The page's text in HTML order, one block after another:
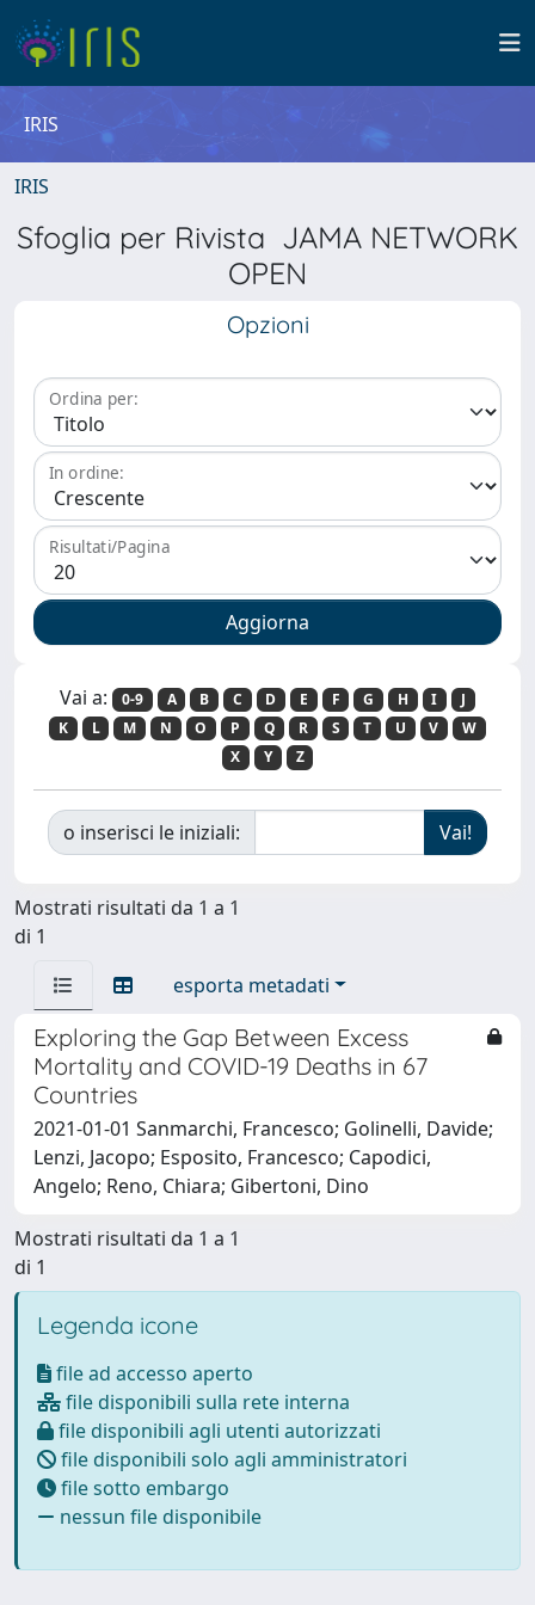
IRIS
IRIS
Sfoglia per Rivista JAMA NETWORK
OPEN
Opzioni
Ordina per:
In ordine:
Risultati/Pagina
Vai a: 0-9 A B C D E F G H I
J
K
L M N O P Q R S T U V
W
X
Y Z
o inserisci le iniziali:
Mostrati risultati da 1 a 1
di 1
esporta metadati
Exploring the Gap Between Excess
Mortality and COVID-19 Deaths in 67
Countries
2021-01-01 Sanmarchi, Francesco; Golinelli, Davide;
Lenzi, Jacopo; Esposito, Francesco; Capodici,
Angelo; Reno, Chiara; Gibertoni, Dino
Mostrati risultati da 1 a 1
di 1
Legenda icone
file ad accesso aperto
file disponibili sulla rete interna
file disponibili agli utenti autorizzati
file disponibili solo agli amministratori
file sotto embargo
nessun file disponibile